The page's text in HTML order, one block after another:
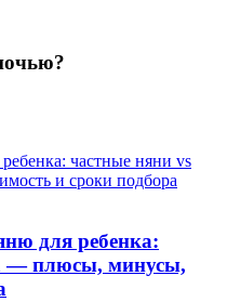
частные няни vs
и сроки подбора
для ребенка:
— плюсы, минусы,